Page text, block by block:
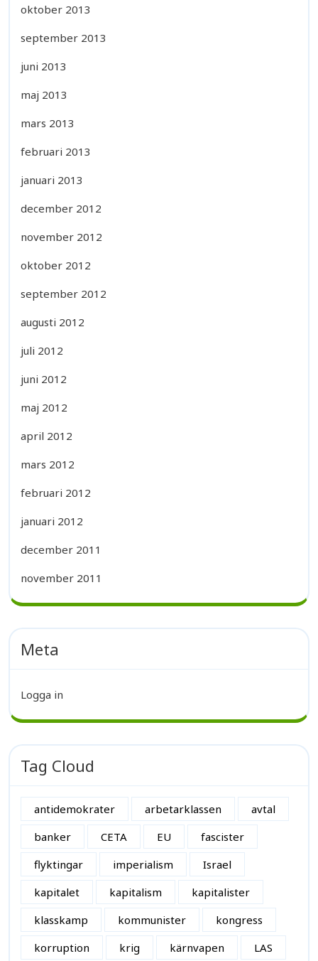
oktober 2013
september 2013
juni 2013
maj 2013
mars 2013
februari 2013
januari 2013
december 2012
november 2012
oktober 2012
september 2012
augusti 2012
juli 2012
juni 2012
maj 2012
april 2012
mars 2012
februari 2012
januari 2012
december 2011
november 2011
Meta
Logga in
Tag Cloud
antidemokrater arbetarklassen
avtal
banker
CETA EU
fascister
flyktingar
imperialism
Israel
kapitalet
kapitalism
kapitalister
klasskamp
kommunister
kongress
korruption
krig kärnvapen
LAS